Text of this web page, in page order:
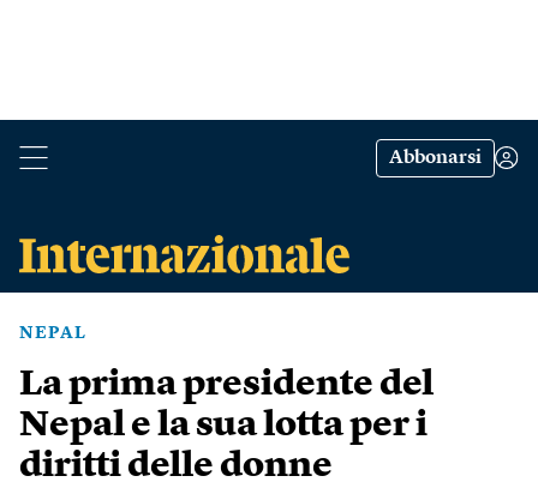
Abbonarsi
NEPAL
La prima presidente del
Nepal e la sua lotta per i
diritti delle donne